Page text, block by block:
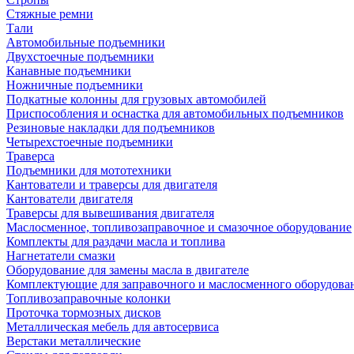
Стяжные ремни
Тали
Автомобильные подъемники
Двухстоечные подъемники
Канавные подъемники
Ножничные подъемники
Подкатные колонны для грузовых автомобилей
Приспособления и оснастка для автомобильных подъемников
Резиновые накладки для подъемников
Четырехстоечные подъемники
Траверса
Подъемники для мототехники
Кантователи и траверсы для двигателя
Кантователи двигателя
Траверсы для вывешивания двигателя
Маслосменное, топливозаправочное и смазочное оборудование
Комплекты для раздачи масла и топлива
Нагнетатели смазки
Оборудование для замены масла в двигателе
Комплектующие для заправочного и маслосменного
Топливозаправочные колонки
Проточка тормозных дисков
Металлическая мебель для автосервиса
Верстаки металлические